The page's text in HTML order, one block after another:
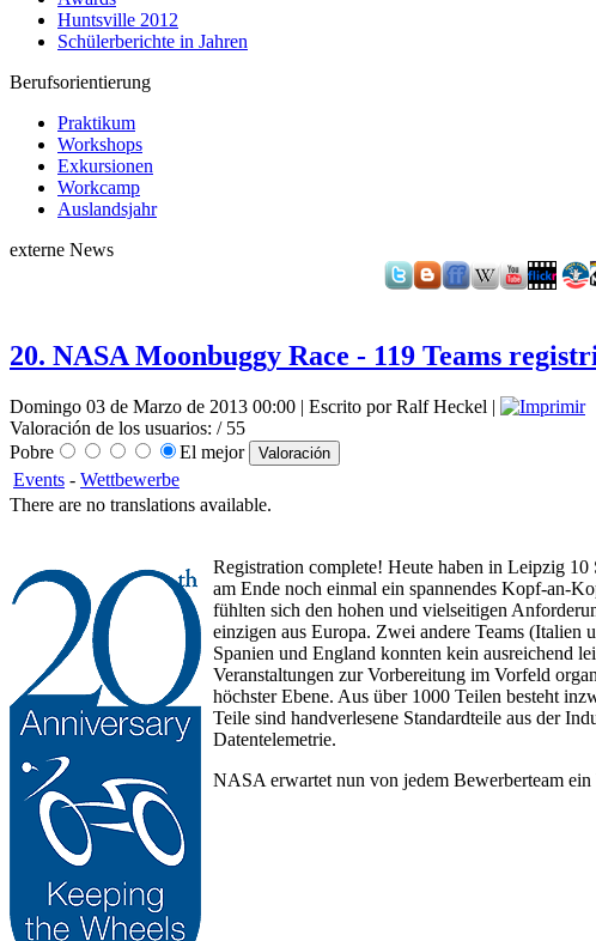
Huntsville 2012
Schülerberichte in Jahren
Berufsorientierung
Praktikum
Workshops
Exkursionen
Workcamp
Auslandsjahr
externe News
20. NASA Moonbuggy Race - 119 Teams
Domingo 03 de Marzo de 2013 00:00 | Escrito por Ralf Heckel |
Valoración de los usuarios: / 55
Pobre
El mejor
Events - Wettbewerbe
There are no translations available.
Registration complete! Heute haben in Leipzig
am Ende noch einmal ein spannendes Kopf-an-
fühlten sich den hohen und vielseitigen
einzigen aus Europa. Zwei andere Teams
Spanien und England konnten kein ausreichend
Veranstaltungen zur Vorbereitung im Vorfeld
höchster Ebene. Aus über 1000 Teilen besteht
Teile sind handverlesene Standardteile aus der
Datentelemetrie.
NASA erwartet nun von jedem Bewerberteam